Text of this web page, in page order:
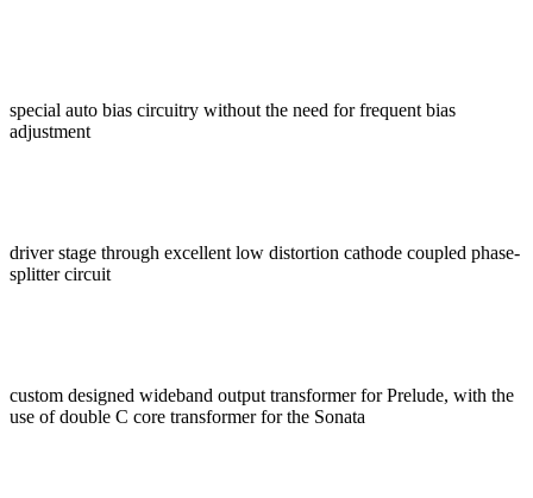
special auto bias circuitry without the need for frequent bias
adjustment
driver stage through excellent low distortion cathode coupled phase-
splitter circuit
custom designed wideband output transformer for Prelude, with the
use of double C core transformer for the Sonata